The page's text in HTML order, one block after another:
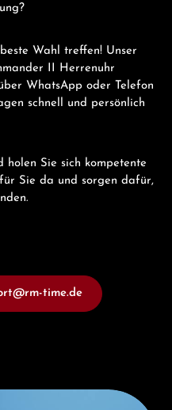
Wahl treffen! Unser
II Herrenuhr
WhatsApp oder Telefon
schnell und persönlich
holen Sie sich kompetente
Sie da und sorgen dafür,
time.de